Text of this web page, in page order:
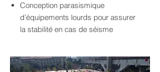
Conception parasismique
d’équipements lourds pour assurer
la stabilité en cas de séisme